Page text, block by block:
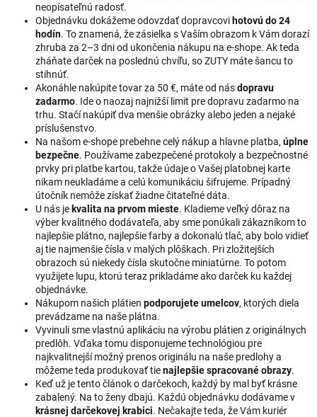
neopísateľnú radosť.
Objednávku dokážeme odovzdať dopravcovihotovú do 24
hodín. To znamená, že zásielka s Vaším obrazom k Vám dorazí
zhruba za 2–3 dni od ukončenia nákupu na e-shope. Ak teda
zháňate darček na poslednú chvíľu, so ZUTY máte šancu to
stihnúť.
Akonáhle nakúpite tovar za 50 €, máte od násdopravu
zadarmo. Ide o naozaj najnižší limit pre dopravu zadarmo na
trhu. Stačí nakúpiť dva menšie obrázky alebo jeden a nejaké
príslušenstvo.
Na našom e-shope prebehne celý nákup a hlavne platba, úplne
bezpečne. Používame zabezpečené protokoly a bezpečnostné
prvky pri platbe kartou, takže údaje o Vašej platobnej karte
nikam neukladáme a celú komunikáciu šifrujeme. Prípadný
útočník nemôže získať žiadne čitateľné dáta.
U nás jekvalita na prvom mieste. Kladieme veľký dôraz na
výber kvalitného dodávateľa, aby sme ponúkali zákazníkom to
najlepšie plátno, najlepšie farby a dokonalú tlač, aby bolo vidieť
aj tie najmenšie čísla v malých plôškach. Pri zložitejších
obrazoch sú niekedy čísla skutočne miniatúrne. To potom
využijete lupu, ktorú teraz prikladáme ako darček ku každej
objednávke.
Nákupom našich plátien podporujete umelcov, ktorých diela
prevádzame na naše plátna.
Vyvinuli sme vlastnú aplikáciu na výrobu plátien z originálnych
predlôh. Vďaka tomu disponujeme technológiou pre
najkvalitnejší možný prenos originálu na naše predlohy a
môžeme teda produkovať tienajlepšie spracované obrazy.
Keď už je tento článok o darčekoch, každý by mal byť krásne
zabalený. Na to ženy dbajú. Každú objednávku dodávame v
krásnej darčekovej krabici. Nečakajte teda, že Vám kuriér